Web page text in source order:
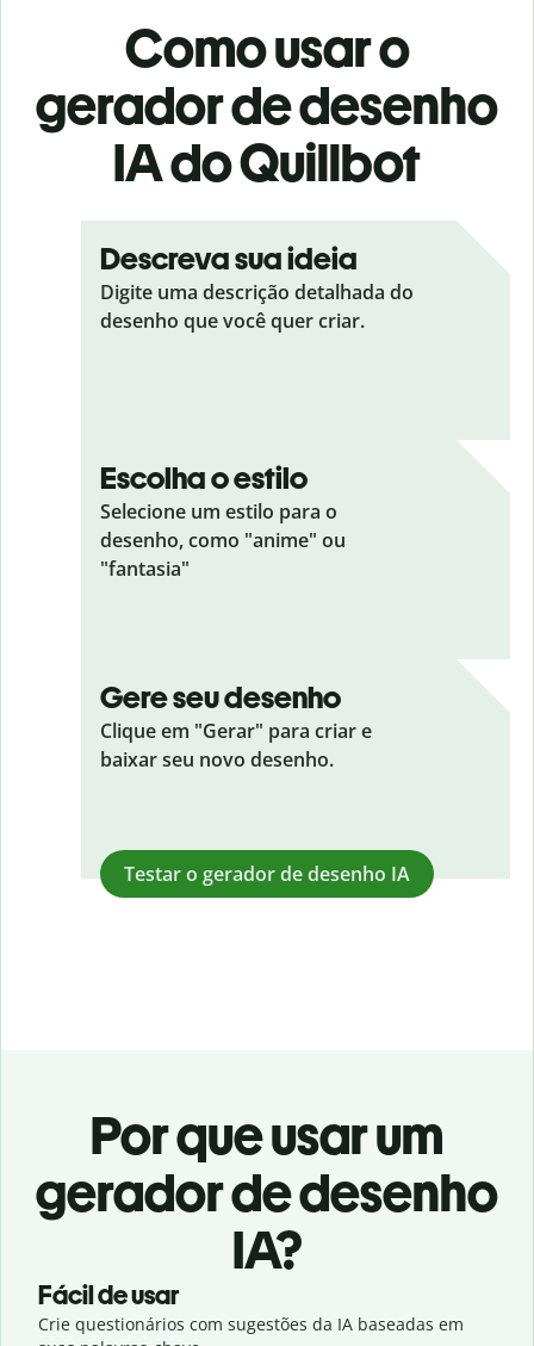
Como usar o
gerador de desenho
IA do Quillbot
Descreva sua ideia
Digite uma descrição detalhada do
desenho que você quer criar.
Escolha o estilo
Selecione um estilo para o
desenho, como "anime" ou
"fantasia"
Gere seu desenho
Clique em "Gerar" para criar e
baixar seu novo desenho.
Testar o gerador de desenho IA
Por que usar um
gerador de desenho
IA?
Fácil de usar
Crie questionários com sugestões da IA baseadas em